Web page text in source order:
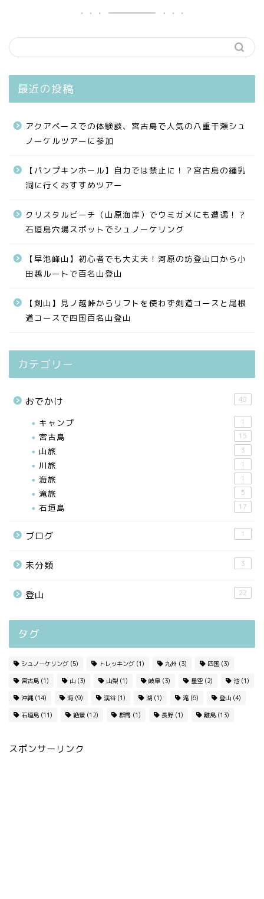
最近の投稿
アクアベースでの体験談、宮古島で人気の八重干瀬シュ
ノーケルツアーに参加
【パンプキンホール】自力では禁止に！？宮古島の鍾乳
洞に行くおすすめツアー
クリスタルビーチ（山原海岸）でウミガメにも遭遇！？
石垣島穴場スポットでシュノーケリング
【早池峰山】初心者でも大丈夫！河原の坊登山口から小
田越ルートで百名山登山
【剣山】見ノ越峠からリフトを使わず剣道コースと尾根
道コースで四国百名山登山
カテゴリー
おでかけ 48
キャンプ 1
宮古島 15
山旅 3
川旅 1
海旅 1
滝旅 5
石垣島 17
ブログ 1
未分類 3
登山 22
タグ
シュノーケリング (5) トレッキング (1) 九州 (3) 四国 (3)
宮古島 (1) 山 (3) 山梨 (1) 岐阜 (3) 星空 (2) 池 (1)
沖縄(14) 海 (9) 渓谷 (1) 湖 (1) 滝 (6) 登山 (4)
石垣島 (11) 絶景 (12) 群馬 (1) 長野 (1) 離島 (13)
スポンサーリンク